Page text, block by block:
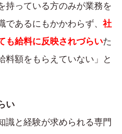
持っている方のみが業務を
あるにもかかわらず、 社
も給料に反映されづらいた
料額をもらえていない」と
い
識と経験が求められる専門